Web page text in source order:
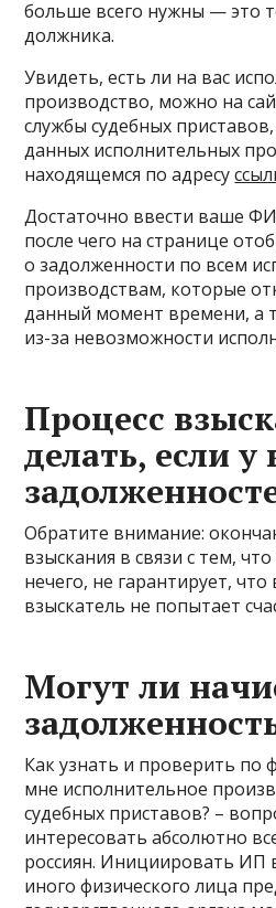
больше всего нужны — это
должника.
Увидеть, есть ли на вас
производство, можно на
службы судебных
данных исполнительных
находящемся по адресу
Достаточно ввести ваше
после чего на странице
о задолженности по всем
производствам, которые
данный момент времени, а
из-за невозможности
Процесс
делать, если у
Обратите внимание:
взыскания в связи с тем,
нечего, не гарантирует, что
взыскатель не попытает
Могут ли
Как узнать и проверить по
мне исполнительное
судебных приставов? –
интересовать абсолютно
россиян. Инициировать ИП
иного физического лица